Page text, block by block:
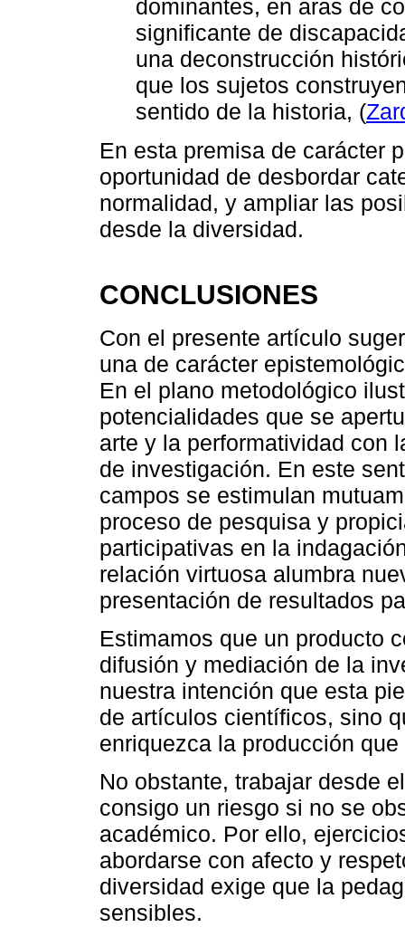
dominantes, en aras de
significante de
una deconstrucción
que los sujetos
sentido de la historia, (
En esta premisa de carácter
oportunidad de desbordar
normalidad, y ampliar las
desde la diversidad.
CONCLUSIONES
Con el presente artículo
una de carácter
En el plano metodológico
potencialidades que se
arte y la performatividad con
de investigación. En este
campos se estimulan
proceso de pesquisa y
participativas en la
relación virtuosa alumbra
presentación de resultados
Estimamos que un producto
difusión y mediación de la
nuestra intención que esta
de artículos científicos, sino
enriquezca la producción
No obstante, trabajar desde
consigo un riesgo si no se
académico. Por ello,
abordarse con afecto y
diversidad exige que la
sensibles.